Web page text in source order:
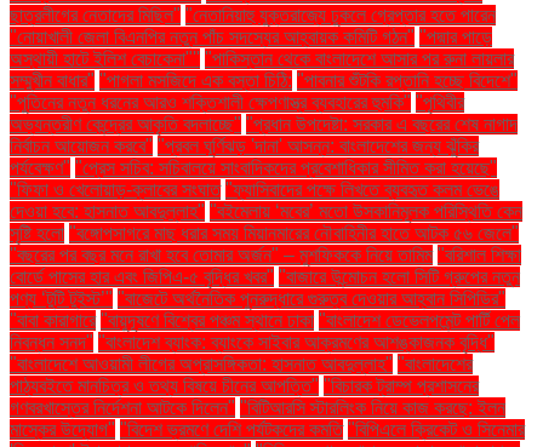
ছাত্রলীগের নেতাদের মিছিল" "নেতানিয়াহু যুক্তরাজ্যে ঢুকলে গ্রেপ্তার হতে পারেন
"নোয়াখালী জেলা বিএনপির নতুন পাঁচ সদস্যের আহ্বায়ক কমিটি গঠন" "পদ্মার পাড়ে
অস্থায়ী হাটে ইলিশ বেচাকেনা"'' "পাকিস্তান থেকে বাংলাদেশে আসার পর রুনা লায়লার
সম্মুখীন বাধার" "পাগলা মসজিদে এক বস্তা চিঠি: "পাবনার শুঁটকি রপ্তানি হচ্ছে বিদেশে"
"পুতিনের নতুন ধরনের আরও শক্তিশালী ক্ষেপণাস্ত্র ব্যবহারের হুমকি" "পৃথিবীর
অভ্যন্তরীণ কেন্দ্রের আকৃতি বদলাচ্ছে" "প্রধান উপদেষ্টা: সরকার এ বছরের শেষ নাগাদ
নির্বাচন আয়োজন করবে" "প্রবল ঘূর্ণিঝড় 'দানা' আসন্ন: বাংলাদেশের জন্য ঝুঁকির
পর্যবেক্ষণ" "প্রেস সচিব: সচিবালয়ে সাংবাদিকদের প্রবেশাধিকার সীমিত করা হয়েছে"
"ফিফা ও খেলোয়াড়-ক্লাবের সংঘাত "ফ্যাসিবাদের পক্ষে লিখতে ব্যবহৃত কলম ভেঙে
দেওয়া হবে: হাসনাত আবদুল্লাহ" "বইমেলায় ‘মবের’ মতো উসকানিমূলক পরিস্থিতি কেন
সৃষ্টি হলো "বঙ্গোপসাগরে মাছ ধরার সময় মিয়ানমারের নৌবাহিনীর হাতে আটক ৫৬ জেলে"
"বছরের পর বছর মনে রাখা হবে তোমার অর্জন" – মুশফিককে নিয়ে তামিম "বরিশাল শিক্ষা
বোর্ডে পাসের হার এবং জিপিএ-৫ বৃদ্ধির খবর" "বাজারে উন্মোচন হলো সিটি গ্রুপের নতুন
পণ্য ‘টুটি টুইস্ট’" "বাজেটে অর্থনৈতিক পুনরুদ্ধারে গুরুত্ব দেওয়ার আহ্বান সিপিডির"
"বাবা কারাগারে "বায়ুদূষণে বিশ্বের পঞ্চম স্থানে ঢাকা "বাংলাদেশ ডেভেলপমেন্ট পার্টি পেল
নিবন্ধন সনদ" "বাংলাদেশ ব্যাংক: ব্যাংকে সাইবার আক্রমণের আশঙ্কাজনক বৃদ্ধি"
"বাংলাদেশে আওয়ামী লীগের অপ্রাসঙ্গিকতা: হাসনাত আবদুল্লাহ" "বাংলাদেশের
পাঠ্যবইতে মানচিত্র ও তথ্য বিষয়ে চীনের আপত্তি" "বিচারক ট্রাম্প প্রশাসনের
গণবরখাস্তের নির্দেশনা আটকে দিলেন" "বিটিআরসি স্টারলিংক নিয়ে কাজ করছে: ইলন
মাস্কের উদ্যোগ" "বিদেশ ভ্রমণে দেশি পর্যটকদের কমতি "বিপিএলে ক্রিকেট ও সিনেমার